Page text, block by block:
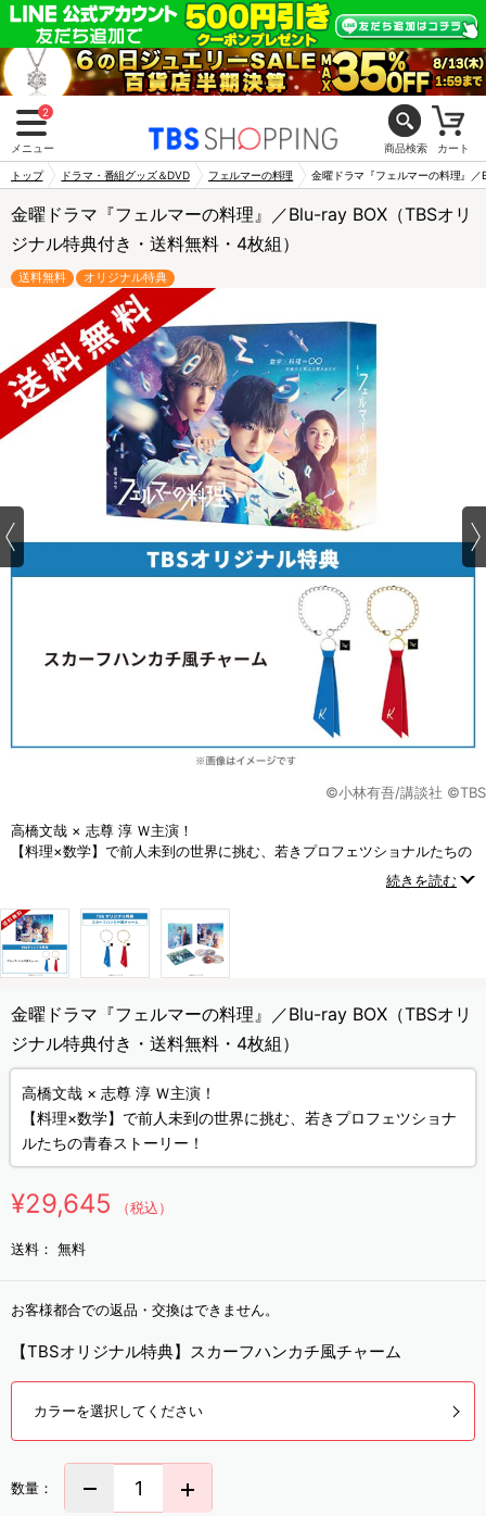
2
メニュー 商品検索 カート
トップ ドラマ・番組グッズ＆DVD フェルマーの料理 金曜ドラマ『フェルマーの料理』
金曜ドラマ『フェルマーの料理』／Blu-ray BOX（TBSオリ
ジナル特典付き・送料無料・4枚組）
送料無料 オリジナル特典
©小林有吾/講談社 ©TBS
高橋文哉 × 志尊 淳 Ｗ主演！
【料理×数学】で前人未到の世界に挑む、若きプロフェツショナルたちの
続きを読む
金曜ドラマ『フェルマーの料理』／Blu-ray BOX（TBSオリ
ジナル特典付き・送料無料・4枚組）
高橋文哉 × 志尊 淳 Ｗ主演！
【料理×数学】で前人未到の世界に挑む、若きプロフェツショナ
ルたちの青春ストーリー！
¥29,645 （税込）
送料： 無料
お客様都合での返品・交換はできません。
【TBSオリジナル特典】スカーフハンカチ風チャーム
カラーを選択してください
数量：